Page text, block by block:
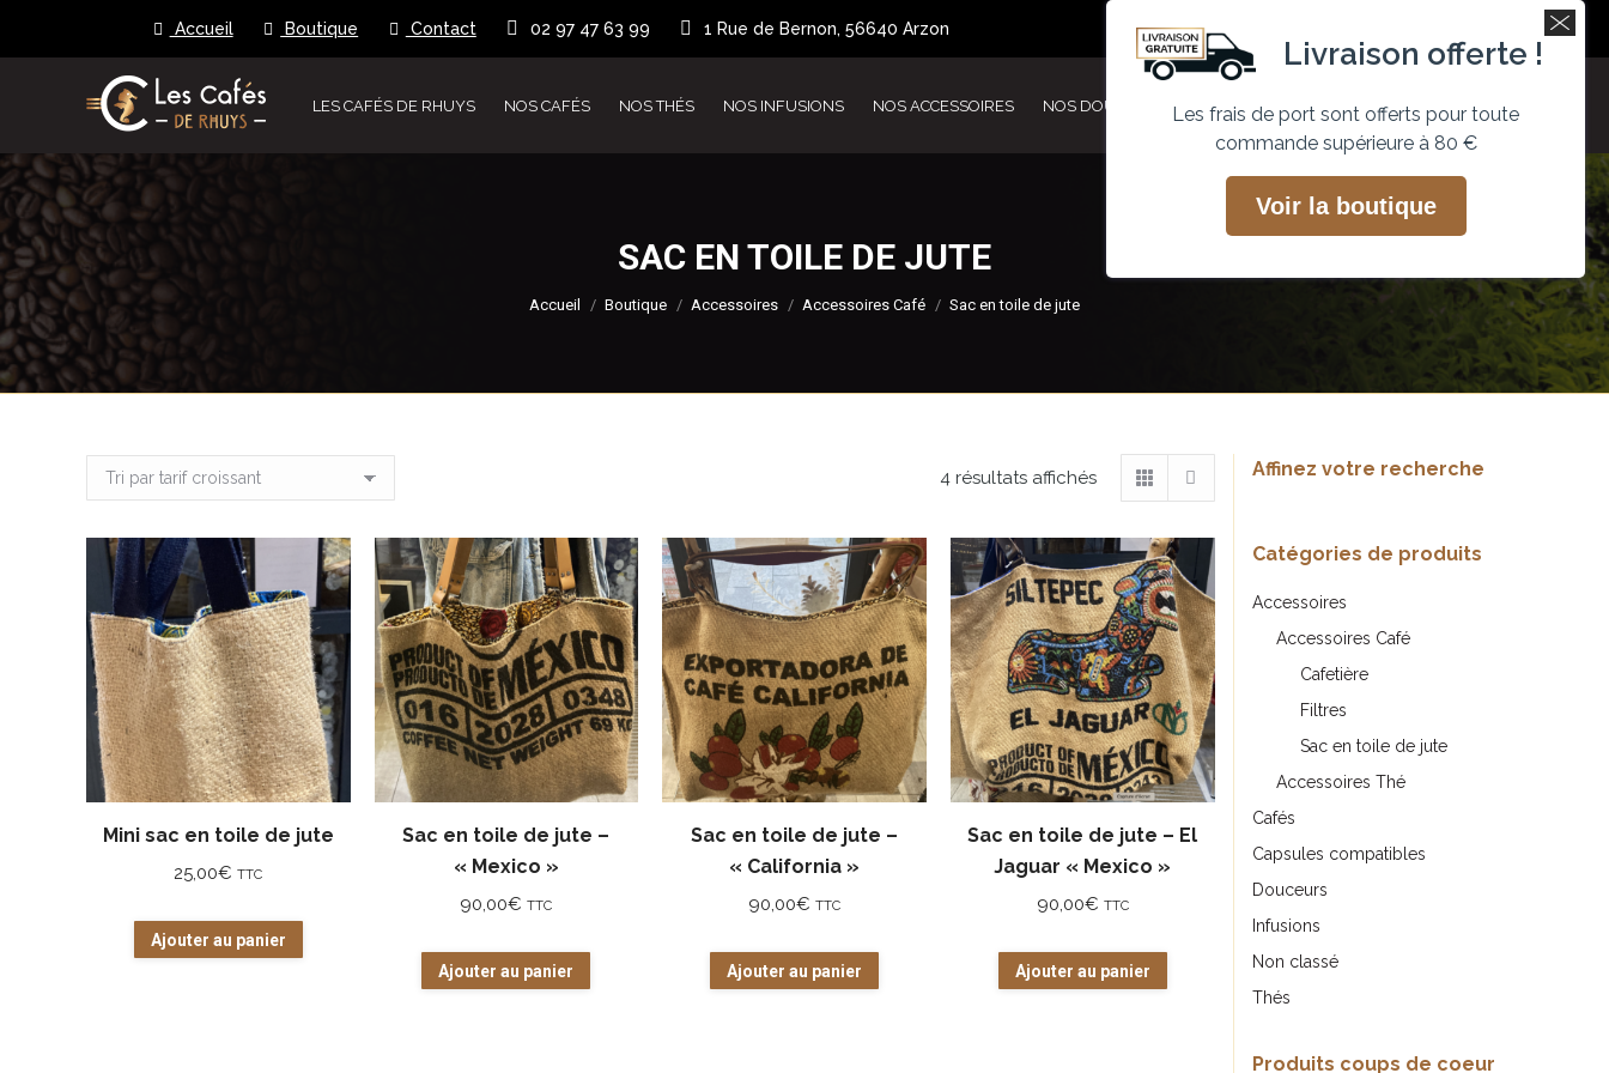
Accueil Boutique Contact 02 97 47 63 99 1 Rue de Bernon, 56640 Arzon Mon compte
Facebook
in
window
Instagram
opens
in
LES CAFÉS DE RHUYS NOS CAFÉS NOS THÉS NOS INFUSIONS NOS ACCESSOIRES NOS DOUCEURS ACTUALITÉS PROFESSIONNEL
SAC EN TOILE DE JUTE
Vous êtes ici :
Accueil Boutique Accessoires Accessoires Café Sac en toile de jute
4 résultats affichésTrié
par
prix
croissant
Mini sac en toile de jute
25,00€ TTC
Ajouter au panier
Sac en toile de jute –
« Mexico »
90,00€ TTC
Ajouter au panier
Sac en toile de jute –
« California »
90,00€ TTC
Ajouter au panier
Sac en toile de jute – El
Jaguar « Mexico »
90,00€ TTC
Ajouter au panier
Affinez votre recherche
Catégories de produits
Accessoires
Accessoires Café
Cafetière
Filtres
Sac en toile de jute
Accessoires Thé
Cafés
Capsules compatibles
Douceurs
Infusions
Non classé
Thés
Produits coups de coeur
Livraison offerte !
Les frais de port sont offerts pour toute
commande supérieure à 80 €
Voir la boutique